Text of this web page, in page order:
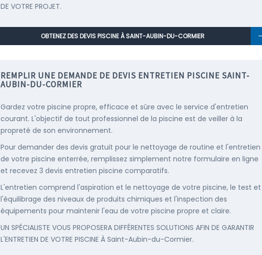
DE VOTRE PROJET.
OBTENEZ DES DEVIS PISCINE À SAINT-AUBIN-DU-CORMIER
REMPLIR UNE DEMANDE DE DEVIS ENTRETIEN PISCINE SAINT-
AUBIN-DU-CORMIER
Gardez votre piscine propre, efficace et sûre avec le service d'entretien
courant. L'objectif de tout professionnel de la piscine est de veiller à la
propreté de son environnement.
Pour demander des devis gratuit pour le nettoyage de routine et l'entretien
de votre piscine enterrée, remplissez simplement notre formulaire en ligne
et recevez 3 devis entretien piscine comparatifs.
L'entretien comprend l'aspiration et le nettoyage de votre piscine, le test et
l'équilibrage des niveaux de produits chimiques et l'inspection des
équipements pour maintenir l'eau de votre piscine propre et claire.
UN SPÉCIALISTE VOUS PROPOSERA DIFFÉRENTES SOLUTIONS AFIN DE GARANTIR
L'ENTRETIEN DE VOTRE PISCINE À Saint-Aubin-du-Cormier.